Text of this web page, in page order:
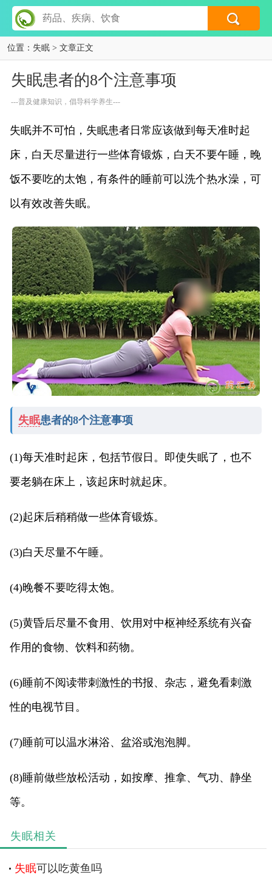
位置： 失眠 > 文章正文
失眠患者的8个注意事项
---普及健康知识，倡导科学养生---
失眠并不可怕，失眠患者日常应该做到每天准时起
床，白天尽量进行一些体育锻炼，白天不要午睡，晚
饭不要吃的太饱，有条件的睡前可以洗个热水澡，可
以有效改善失眠。
失眠患者的8个注意事项
(1)每天准时起床，包括节假日。即使失眠了，也不
要老躺在床上，该起床时就起床。
(2)起床后稍稍做一些体育锻炼。
(3)白天尽量不午睡。
(4)晚餐不要吃得太饱。
(5)黄昏后尽量不食用、饮用对中枢神经系统有兴奋
作用的食物、饮料和药物。
(6)睡前不阅读带刺激性的书报、杂志，避免看刺激
性的电视节目。
(7)睡前可以温水淋浴、盆浴或泡泡脚。
(8)睡前做些放松活动，如按摩、推拿、气功、静坐
等。
失眠相关
失眠可以吃黄鱼吗